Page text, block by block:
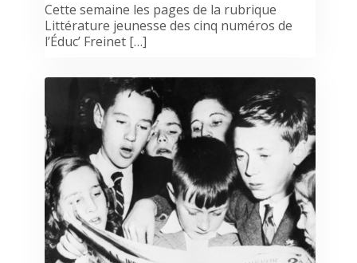
Cette semaine les pages de la rubrique
Littérature jeunesse des cinq numéros de
l’Éduc’ Freinet […]